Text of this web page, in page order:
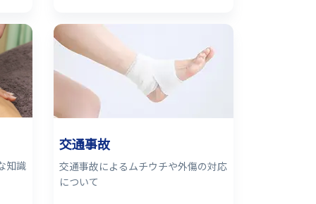
知識
交通事故
交通事故によるムチウチや外傷の対応
について